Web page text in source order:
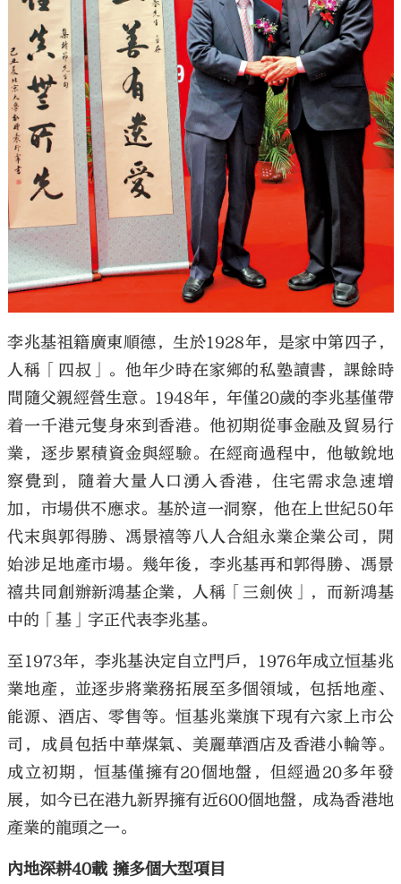
李兆基祖籍廣東順德，生於1928年，是家中第四子，
人稱「四叔」。他年少時在家鄉的私塾讀書，課餘時
間隨父親經營生意。1948年，年僅20歲的李兆基僅帶
着一千港元隻身來到香港。他初期從事金融及貿易行
業，逐步累積資金與經驗。在經商過程中，他敏銳地
察覺到，隨着大量人口湧入香港，住宅需求急速增
加，市場供不應求。基於這一洞察，他在上世紀50年
代末與郭得勝、馮景禧等八人合組永業企業公司，開
始涉足地產市場。幾年後，李兆基再和郭得勝、馮景
禧共同創辦新鴻基企業，人稱「三劍俠」，而新鴻基
中的「基」字正代表李兆基。
至1973年，李兆基決定自立門戶，1976年成立恒基兆
業地產，並逐步將業務拓展至多個領域，包括地產、
能源、酒店、零售等。恒基兆業旗下現有六家上市公
司，成員包括中華煤氣、美麗華酒店及香港小輪等。
成立初期，恒基僅擁有20個地盤，但經過20多年發
展，如今已在港九新界擁有近600個地盤，成為香港地
產業的龍頭之一。
內地深耕40載 擁多個大型項目